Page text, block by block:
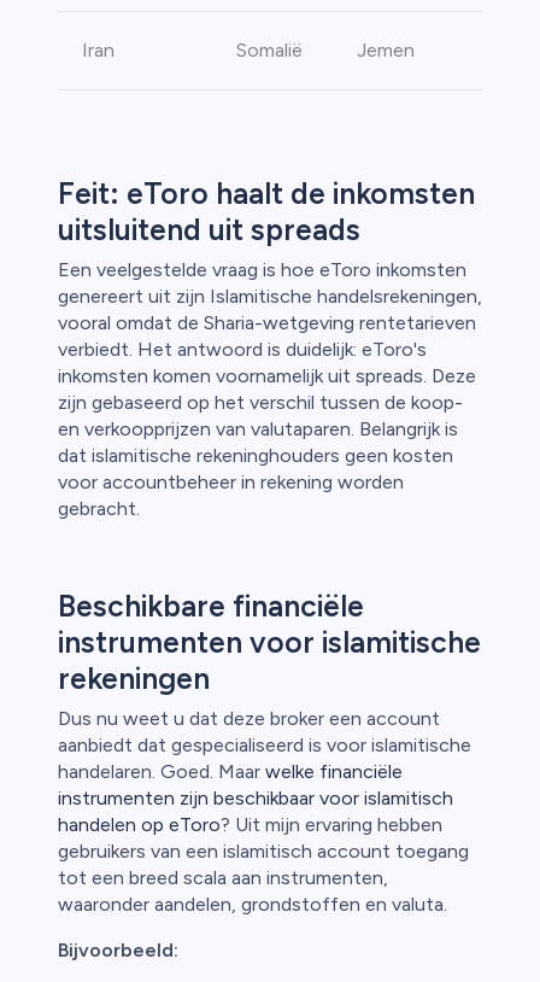
Iran Somalië Jemen
Feit: eToro haalt de inkomsten
uitsluitend uit spreads
Een veelgestelde vraag is hoe eToro inkomsten
genereert uit zijn Islamitische handelsrekeningen,
vooral omdat de Sharia-wetgeving rentetarieven
verbiedt. Het antwoord is duidelijk: eToro's
inkomsten komen voornamelijk uit spreads. Deze
zijn gebaseerd op het verschil tussen de koop-
en verkoopprijzen van valutaparen. Belangrijk is
dat islamitische rekeninghouders geen kosten
voor accountbeheer in rekening worden
gebracht.
Beschikbare financiële
instrumenten voor islamitische
rekeningen
Dus nu weet u dat deze broker een account
aanbiedt dat gespecialiseerd is voor islamitische
handelaren. Goed. Maar welke financiële
instrumenten zijn beschikbaar voor islamitisch
handelen op eToro? Uit mijn ervaring hebben
gebruikers van een islamitisch account toegang
tot een breed scala aan instrumenten,
waaronder aandelen, grondstoffen en valuta.
Bijvoorbeeld: